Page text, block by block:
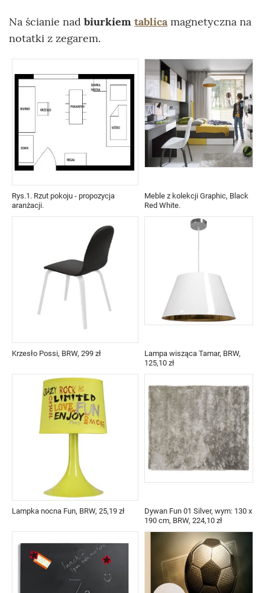
Na ścianie nad biurkiem tablicamagnetyczna na
notatki z zegarem.
Rys.1. Rzut pokoju - propozycja
aranżacji.
Meble z kolekcji Graphic, Black
Red White.
Krzesło Possi, BRW, 299 zł
Lampa wisząca Tamar, BRW,
125,10 zł
Lampka nocna Fun, BRW, 25,19 zł
Dywan Fun 01 Silver, wym: 130 x
190 cm, BRW, 224,10 zł